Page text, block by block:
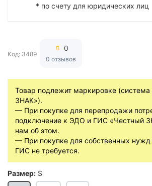
Товар подлежит маркировке
ЗНАК»).
— При покупке для перепродажи
подключение к ЭДО и ГИС «Честный
нам об этом.
— При покупке для собственных нужд
ГИС не требуется.
Размер: S
* по счету для юридических лиц
Код: 3489
0
0 отзывов